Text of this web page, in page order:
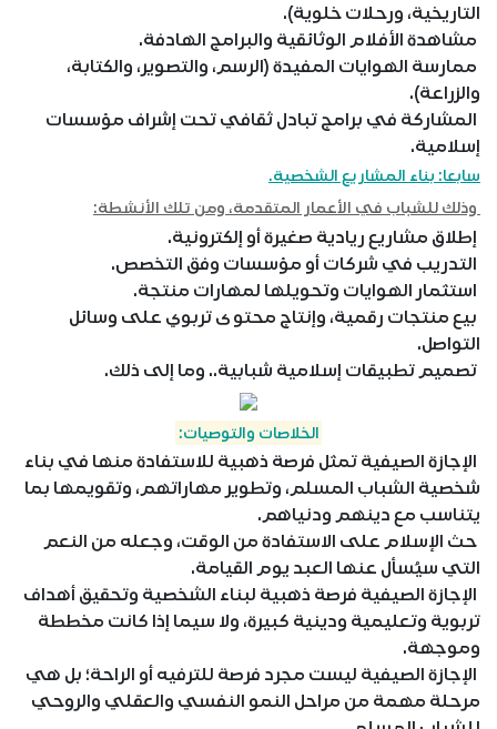
التاريخية، ورحلات خلوية).
مشاهدة الأفلام الوثائقية والبرامج الهادفة.
ممارسة الهوايات المفيدة (الرسم، والتصوير، والكتابة،
والزراعة).
المشاركة في برامج تبادل ثقافي تحت إشراف مؤسسات
إسلامية.
سابعا: بناء المشاريع الشخصية.
وذلك للشباب في الأعمار المتقدمة، ومن تلك الأنشطة:
إطلاق مشاريع ريادية صغيرة أو إلكترونية.
التدريب في شركات أو مؤسسات وفق التخصص.
استثمار الهوايات وتحويلها لمهارات منتجة.
بيع منتجات رقمية، وإنتاج محتوى تربوي على وسائل
التواصل.
تصميم تطبيقات إسلامية شبابية.. وما إلى ذلك.
الخلاصات والتوصيات:
الإجازة الصيفية تمثل فرصة ذهبية للاستفادة منها في بناء
شخصية الشباب المسلم، وتطوير مهاراتهم، وتقويمها بما
يتناسب مع دينهم ودنياهم.
حث الإسلام على الاستفادة من الوقت، وجعله من النعم
التي سيُسأل عنها العبد يوم القيامة.
الإجازة الصيفية فرصة ذهبية لبناء الشخصية وتحقيق أهداف
تربوية وتعليمية ودينية كبيرة، ولا سيما إذا كانت مخططة
وموجهة.
الإجازة الصيفية ليست مجرد فرصة للترفيه أو الراحة؛ بل هي
مرحلة مهمة من مراحل النمو النفسي والعقلي والروحي